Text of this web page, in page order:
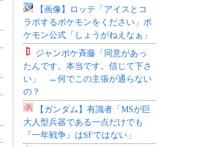
【画像】ロッテ「アイスとコ
ラボするポケモンをください」ポ
ケモン公式「しょうがねえなぁ」
ジャンポケ斉藤「同意があっ
たんです。本当です。信じて下さ
い」 ←何でこの主張が通らない
の？
【ガンダム】有識者「MSが巨
大人型兵器である一点だけでも
『一年戦争』はSFではない」